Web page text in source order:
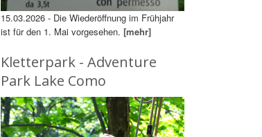
15.03.2026 - Die Wiederöffnung im Frühjahr
ist für den 1. Mai vorgesehen. [mehr]
Kletterpark - Adventure
Park Lake Como